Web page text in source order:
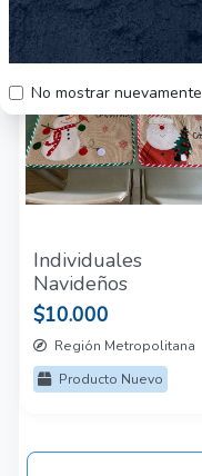
No mostrar nuevamente
50
Individuales
Navideños
$10.000
Región Metropolitana
Producto Nuevo